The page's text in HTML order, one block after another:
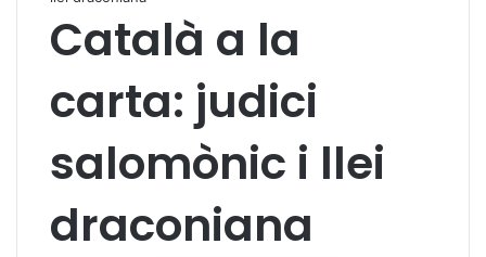
Català a la
carta: judici
salomònic i llei
draconiana